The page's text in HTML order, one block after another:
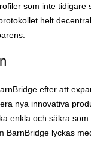
som inte tidigare
helt
efter att
nya innovativa
enkla och säkra
BarnBridge lyckas